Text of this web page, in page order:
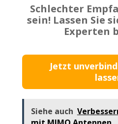
Schlechter
sein! Lassen Sie
Experten
Jetzt
Siehe auch